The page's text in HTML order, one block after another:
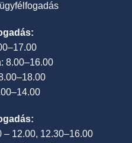
8.00–16.00
– 12.00, 12.30–16.00